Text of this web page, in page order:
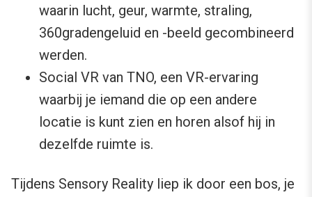
waarin lucht, geur, warmte, straling,
360gradengeluid en -beeld gecombineerd
werden.
Social VR van TNO, een VR-ervaring
waarbij je iemand die op een andere
locatie is kunt zien en horen alsof hij in
dezelfde ruimte is.
Tijdens Sensory Reality liep ik door een bos, je